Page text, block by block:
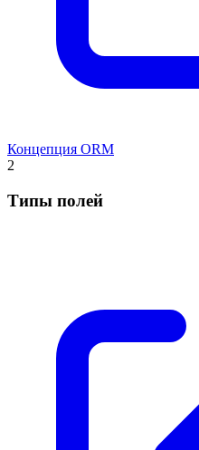
Концепция ORM
2
Типы полей